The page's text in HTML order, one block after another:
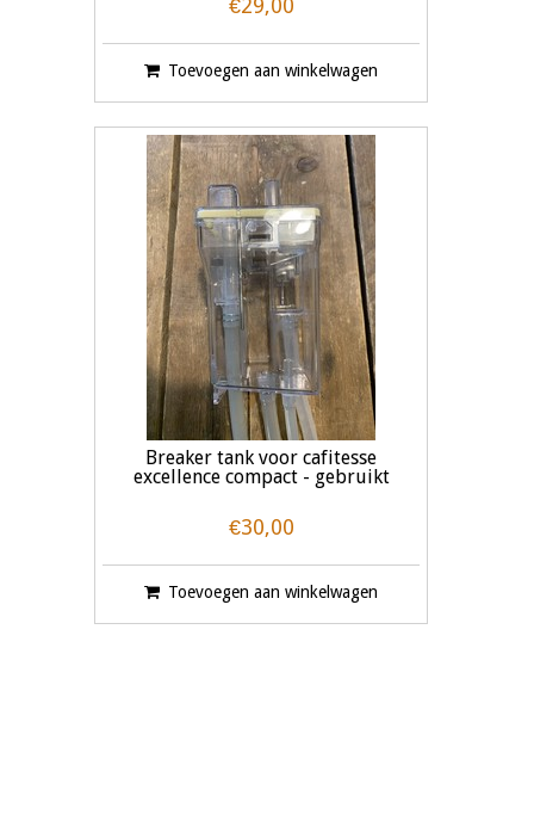
€29,00
Toevoegen aan winkelwagen
Breaker tank voor cafitesse
excellence compact - gebruikt
€30,00
Toevoegen aan winkelwagen